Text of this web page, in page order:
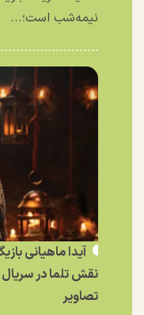
نیمه‌شب است؛...
آیدا ماهیانی
نقش تلما در
تصاویر